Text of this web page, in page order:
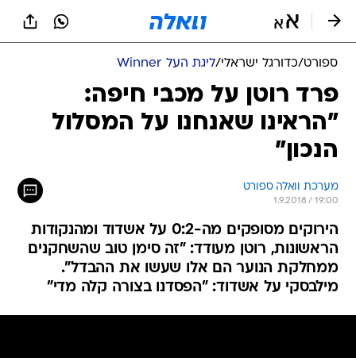
ספורט/כדורגל ישראלי/ליגת העל Winner
פרד רוטן על מכבי חיפה:
"הראינו שאנחנו על המסלול
הנכון"
מערכת וואלה ספורט
1.9.2018 / 19:00
הירוקים מסופקים מה-0:2 על אשדוד ומהנקודות
הראשונות, רוטן מעודד: "זה סימן טוב שהשחקנים
ממחלקת הנוער הם אלו שעשו את ההבדל".
מילבסקי על אשדוד: "הפסדנו בצורה קלה מדי"